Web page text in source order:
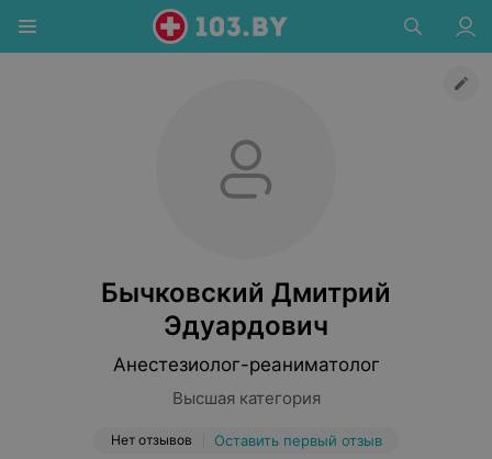
Бычковский Дмитрий
Эдуардович
Анестезиолог-реаниматолог
Высшая категория
Нет отзывов Оставить первый отзыв